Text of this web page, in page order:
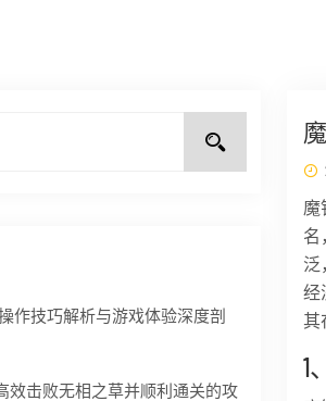
作技巧解析与游戏体验深度剖
效击败无相之草并顺利通关的攻
魔
名
泛
经
其
1